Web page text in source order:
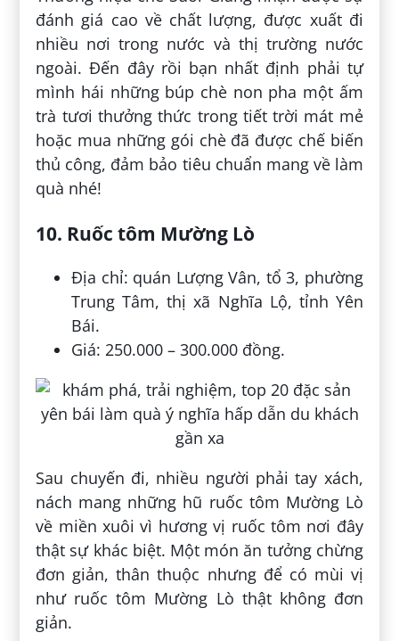
đánh giá cao về chất lượng, được xuất đi
nhiều nơi trong nước và thị trường nước
ngoài. Đến đây rồi bạn nhất định phải tự
mình hái những búp chè non pha một ấm
trà tươi thưởng thức trong tiết trời mát mẻ
hoặc mua những gói chè đã được chế biến
thủ công, đảm bảo tiêu chuẩn mang về làm
quà nhé!
10. Ruốc tôm Mường Lò
Địa chỉ: quán Lượng Vân, tổ 3, phường
Trung Tâm, thị xã Nghĩa Lộ, tỉnh Yên
Bái.
Giá: 250.000 – 300.000 đồng.
Sau chuyến đi, nhiều người phải tay xách,
nách mang những hũ ruốc tôm Mường Lò
về miền xuôi vì hương vị ruốc tôm nơi đây
thật sự khác biệt. Một món ăn tưởng chừng
đơn giản, thân thuộc nhưng để có mùi vị
như ruốc tôm Mường Lò thật không đơn
giản.